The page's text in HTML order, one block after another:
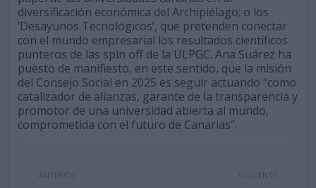
diversificación económica del Archipiélago; o los
‘Desayunos Tecnológicos’, que pretenden conectar
con el mundo empresarial los resultados científicos
punteros de las spin off de la ULPGC. Ana Suárez ha
puesto de manifiesto, en este sentido, que la misión
del Consejo Social en 2025 es seguir actuando “como
catalizador de alianzas, garante de la transparencia y
promotor de una universidad abierta al mundo,
comprometida con el futuro de Canarias”.
ANTERIOR SIGUIENTE